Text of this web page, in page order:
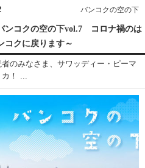
バンコクの空の下
ンコクの空の下vol.7 コロナ禍のは
コクに戻ります～
者のみなさま、サワッディー・ピーマ
！ ...